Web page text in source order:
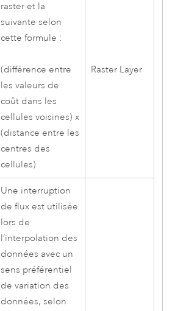
raster et la
suivante selon
cette formule :
(différence entre
les valeurs de
coût dans les
cellules voisines) x
(distance entre les
centres des
cellules)
Raster Layer
Une interruption
de flux est utilisée
lors de
l’interpolation des
données avec un
sens préférentiel
de variation des
données, selon